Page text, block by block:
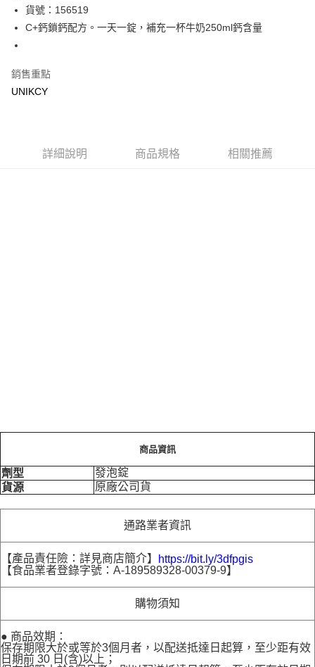
LINE Pay
Apple Pay
貨號：156519
C+鈣鎖鈣配方。一天一錠，補充一杯牛奶250ml鈣含量
銷售重點
UNIKCY
詳細說明 商品規格 相關推薦
商品資訊
劑型
發泡錠
貨源
原廠公司貨
通路業者資訊
【產品責任險：詳見商店簡介】
https://bit.ly/3dfpgis
【食品業者登錄字號：A-189589328-00379-9】
購物須知
● 商品效期：
保存期限大於或等於3個月者，以配送抵達日起算，至少距有效
日期前 30 日(含)以上；